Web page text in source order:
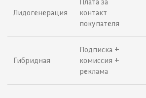
Лидогенерация
контакт
покупателя
Гибридная
Подписка +
комиссия +
реклама